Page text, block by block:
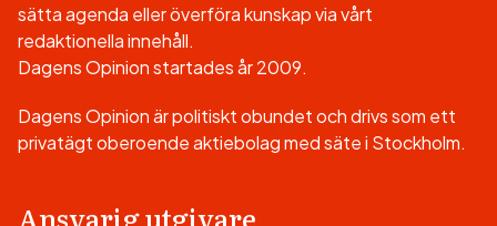
sätta agenda eller överföra kunskap via vårt
redaktionella innehåll.
Dagens Opinion startades år 2009.
Dagens Opinion är politiskt obundet och drivs som ett
privatägt oberoende aktiebolag med säte i Stockholm.
Ansvarig utgivare